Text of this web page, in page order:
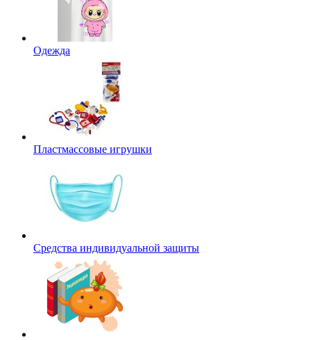
Одежда
Пластмассовые игрушки
Средства индивидуальной защиты